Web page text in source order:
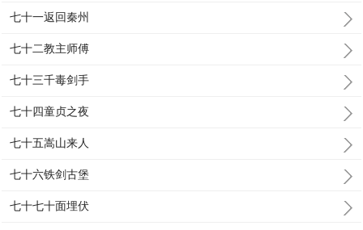
七十一返回秦州
七十二教主师傅
七十三千毒剑手
七十四童贞之夜
七十五嵩山来人
七十六铁剑古堡
七十七十面埋伏